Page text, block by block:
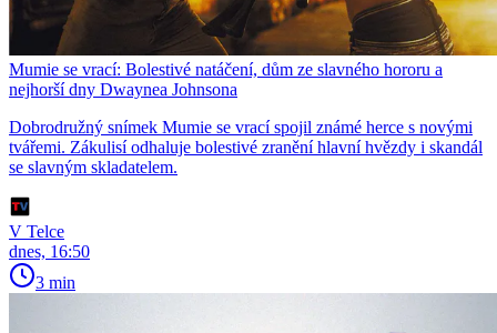
Mumie se vrací: Bolestivé natáčení, dům ze slavného hororu a
nejhorší dny Dwaynea Johnsona
Dobrodružný snímek Mumie se vrací spojil známé herce s novými
tvářemi. Zákulisí odhaluje bolestivé zranění hlavní hvězdy i skandál
se slavným skladatelem.
V Telce
dnes, 16:50
3 min